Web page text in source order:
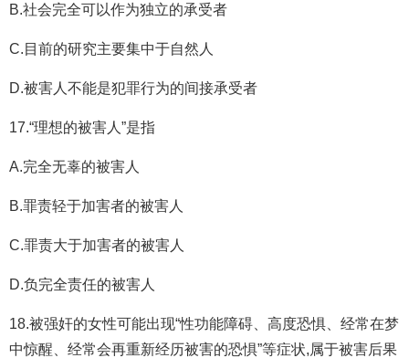
B.社会完全可以作为独立的承受者
C.目前的研究主要集中于自然人
D.被害人不能是犯罪行为的间接承受者
17.“理想的被害人”是指
A.完全无辜的被害人
B.罪责轻于加害者的被害人
C.罪责大于加害者的被害人
D.负完全责任的被害人
18.被强奸的女性可能出现“性功能障碍、高度恐惧、经常在梦
中惊醒、经常会再重新经历被害的恐惧”等症状,属于被害后果